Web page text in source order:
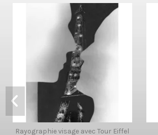
Rayographie visage avec Tour Eiffel